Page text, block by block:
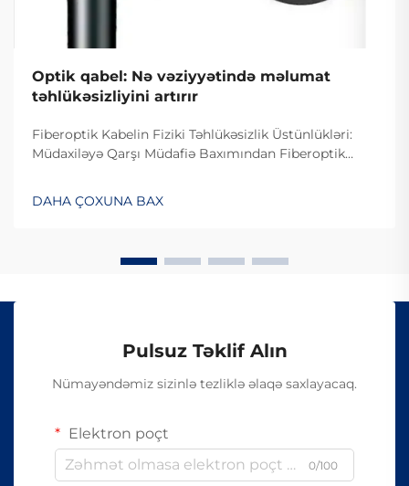
Optik qabel: Nə vəziyyətində məlumat
təhlükəsizliyini artırır
Fiberoptik Kabelin Fiziki Təhlükəsizlik Üstünlükləri:
Müdaxiləyə Qarşı Müdafiə Baxımından Fiberoptik
çətindir, çünki onlar elektrik siqnalları ilə deyil, işıq
DAHA ÇOXUNA BAX
Pulsuz Təklif Alın
Nümayəndəmiz sizinlə tezliklə əlaqə saxlayacaq.
Elektron poçt
0/100